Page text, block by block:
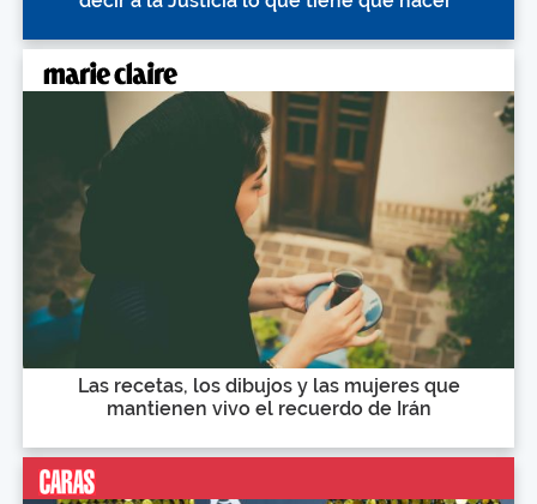
Las recetas, los dibujos y las mujeres que
mantienen vivo el recuerdo de Irán